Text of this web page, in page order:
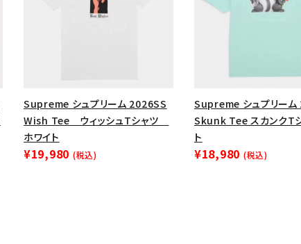
Supreme シュプリーム 2026SS
Wish Tee ウィッシュTシャツ
ホワイト
¥19,980 (税込)
Supreme シュプリーム
Skunk Tee スカンクT
ト
¥18,980 (税込)